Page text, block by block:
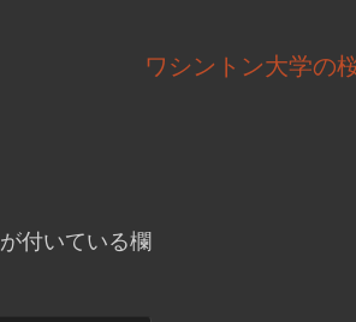
ワシントン大学の
が付いている欄